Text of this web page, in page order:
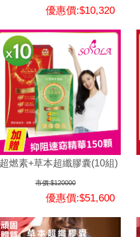
優惠價:$10,320
超燃素+草本超纖膠囊(10組)
市價:$120000
優惠價:$51,600